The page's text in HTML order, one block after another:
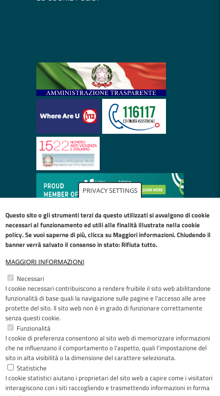
PRIVACY SETTINGS
Questo sito o gli strumenti terzi da questo utilizzati si avvalgono di cookie
necessari al funzionamento ed utili alle finalità illustrate nellacookie
policy. Se vuoi saperne di più, clicca su Maggiori informazioni. Chiudendo il
banner verrà salvato il consenso in stato: Rifiuta tutto.
MAGGIORI INFORMAZIONI
Necessari
I cookie necessari contribuiscono a rendere fruibile il sito web abilitandone
funzionalità di base quali la navigazione sulle pagine e l'accesso alle aree
protette del sito. Il sito web non è in grado di funzionare correttamente
senza questi cookie.
Funzionalità
I cookie di preferenza consentono al sito web di memorizzare informazioni
che ne influenzano il comportamento o l'aspetto, quali l'impostazione del
sito in alta visibilità o la dimensione del carattere selezionata.
Statistiche
I cookie statistici aiutano i proprietari del sito web a capire come i visitatori
interagiscono con i siti raccogliendo e trasmettendo informazioni in forma
Restiamo in contatto
FacebookYouTubeLinkedInInstagram
Riconoscimenti